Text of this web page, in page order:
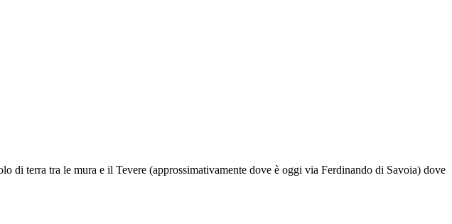
di terra tra le mura e il Tevere (approssimativamente dove è oggi via Ferdinando di Savoia) dove